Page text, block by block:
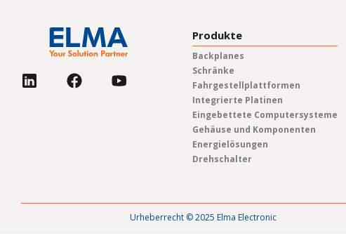
Produkte
Backplanes
Schränke
Fahrgestellplattformen
Integrierte Platinen
Eingebettete Computersysteme
Gehäuse und Komponenten
Energielösungen
Drehschalter
Urheberrecht © 2025 Elma Electronic